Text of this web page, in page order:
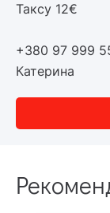
Таксу 12€
+380 97 999
Катерина